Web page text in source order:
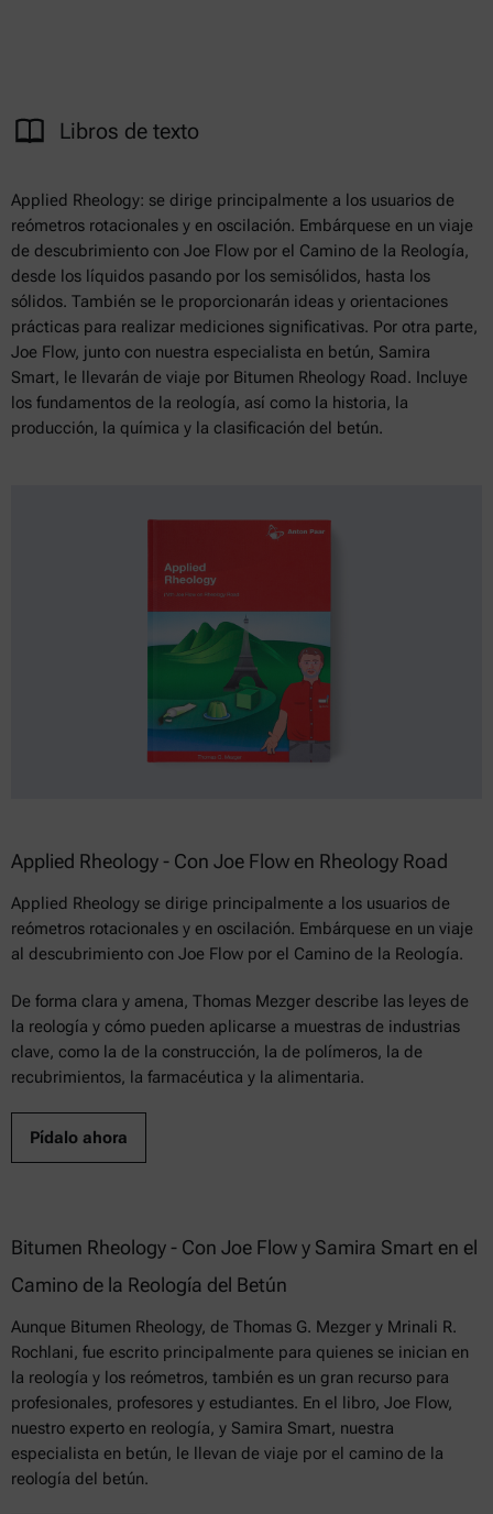
Libros de texto
Applied Rheology: se dirige principalmente a los usuarios de
reómetros rotacionales y en oscilación. Embárquese en un viaje
de descubrimiento con Joe Flow por el Camino de la Reología,
desde los líquidos pasando por los semisólidos, hasta los
sólidos. También se le proporcionarán ideas y orientaciones
prácticas para realizar mediciones significativas. Por otra parte,
Joe Flow, junto con nuestra especialista en betún, Samira
Smart, le llevarán de viaje por Bitumen Rheology Road. Incluye
los fundamentos de la reología, así como la historia, la
producción, la química y la clasificación del betún.
Applied Rheology - Con Joe Flow en Rheology Road
Applied Rheology se dirige principalmente a los usuarios de
reómetros rotacionales y en oscilación. Embárquese en un viaje
al descubrimiento con Joe Flow por el Camino de la Reología.
De forma clara y amena, Thomas Mezger describe las leyes de
la reología y cómo pueden aplicarse a muestras de industrias
clave, como la de la construcción, la de polímeros, la de
recubrimientos, la farmacéutica y la alimentaria.
Pídalo ahora
Bitumen Rheology - Con Joe Flow y Samira Smart en el
Camino de la Reología del Betún
Aunque Bitumen Rheology, de Thomas G. Mezger y Mrinali R.
Rochlani, fue escrito principalmente para quienes se inician en
la reología y los reómetros, también es un gran recurso para
profesionales, profesores y estudiantes. En el libro, Joe Flow,
nuestro experto en reología, y Samira Smart, nuestra
especialista en betún, le llevan de viaje por el camino de la
reología del betún.